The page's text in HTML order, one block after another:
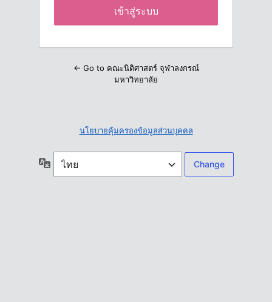
← Go to คณะนิติศาสตร์ จุฬาลงกรณ์
มหาวิทยาลัย
นโยบายคุ้มครองข้อมูลส่วนบุคคล
ภาษา